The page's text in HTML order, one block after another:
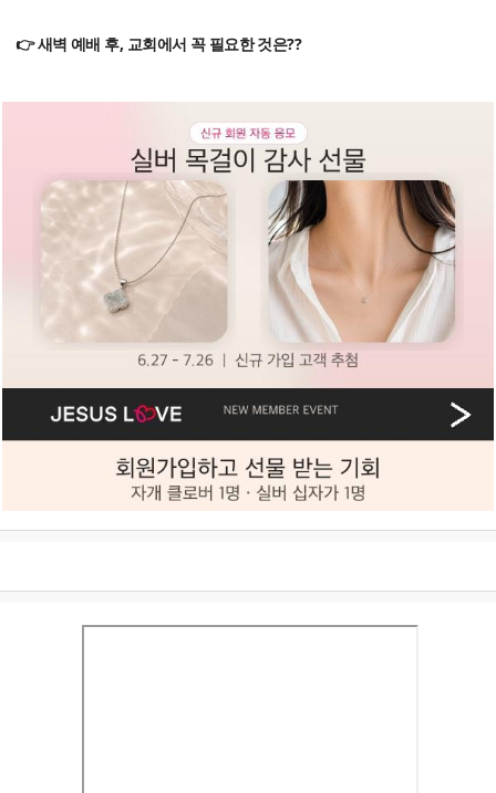
👉 새벽 예배 후, 교회에서 꼭 필요한 것은??